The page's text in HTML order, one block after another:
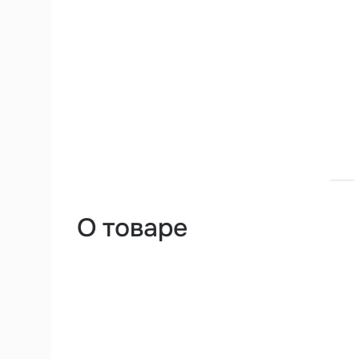
О товаре